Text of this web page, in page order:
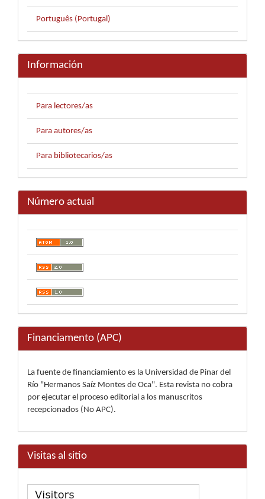
Português (Portugal)
Información
Para lectores/as
Para autores/as
Para bibliotecarios/as
Número actual
Financiamento (APC)
La fuente de financiamiento es la Universidad de Pinar del
Río "Hermanos Saíz Montes de Oca". Esta revista no cobra
por ejecutar el proceso editorial a los manuscritos
recepcionados (No APC).
Visitas al sitio